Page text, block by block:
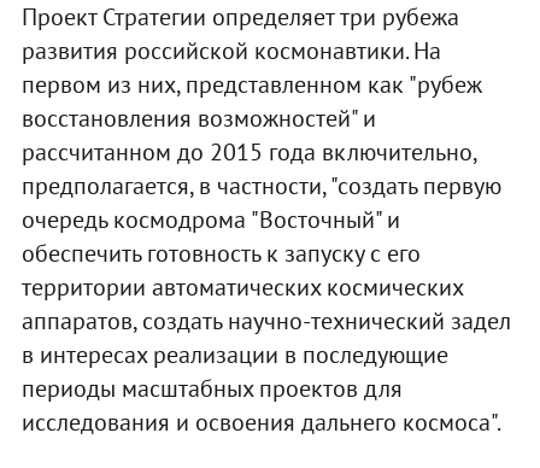
Проект Стратегии определяет три рубежа
развития российской космонавтики. На
первом из них, представленном как "рубеж
восстановления возможностей" и
рассчитанном до 2015 года включительно,
предполагается, в частности, "создать первую
очередь космодрома "Восточный" и
обеспечить готовность к запуску с его
территории автоматических космических
аппаратов, создать научно-технический задел
в интересах реализации в последующие
периоды масштабных проектов для
исследования и освоения дальнего космоса".